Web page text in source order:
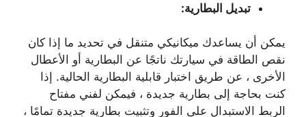
تبديل البطارية:
يمكن أن يساعدك ميكانيكي متنقل في تحديد ما إذا كان
نقص الطاقة في سيارتك ناتجًا عن البطارية أو الأعطال
الأخرى ، عن طريق اختبار قابلية البطارية الحالية. إذا
كنت بحاجة إلى بطارية جديدة ، فيمكن لفني مفتاح
الربط الاستبدال على الفور وتثبيت بطارية جديدة تمامًا ،